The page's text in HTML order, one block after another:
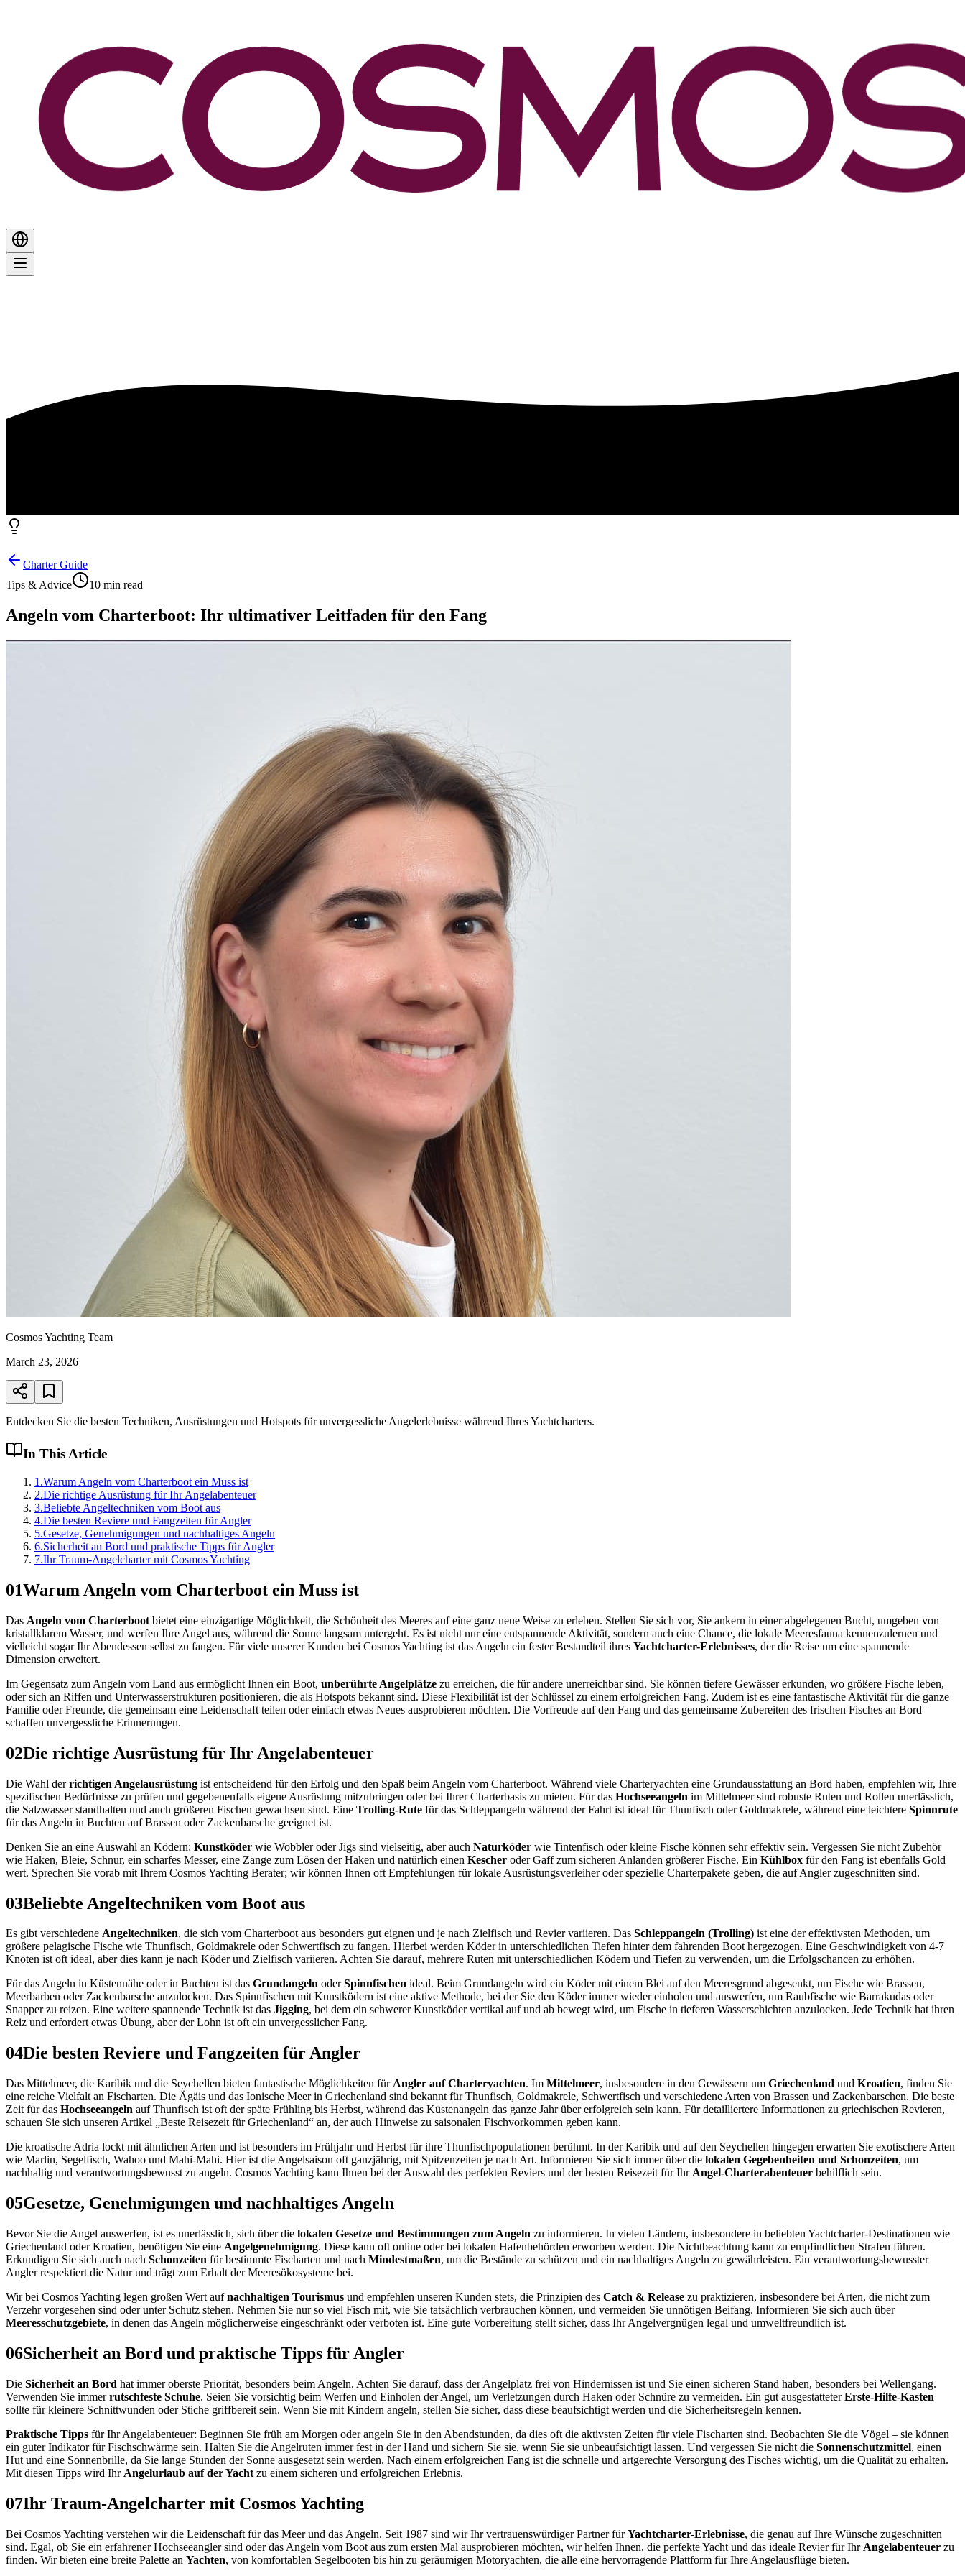
Charter Guide
Tips & Advice
10 min read
Angeln vom Charterboot: Ihr ultimativer Leitfaden für den Fang
Cosmos Yachting Team
March 23, 2026
Entdecken Sie die besten Techniken, Ausrüstungen und Hotspots für unvergessliche Angelerlebnisse während Ihres Yachtcharters.
In This Article
1 .Warum Angeln vom Charterboot ein Muss ist
2.Die richtige Ausrüstung für Ihr Angelabenteuer
3.Beliebte Angeltechniken vom Boot aus
4.Die besten Reviere und Fangzeiten für Angler
5.Gesetze, Genehmigungen und nachhaltiges Angeln
6.Sicherheit an Bord und praktische Tipps für Angler
7.Ihr Traum-Angelcharter mit Cosmos Yachting
01Warum Angeln vom Charterboot ein Muss ist
Das Angeln vom Charterboot bietet eine einzigartige Möglichkeit, die Schönheit des Meeres auf eine ganz neue Weise zu erleben. Stellen Sie sich vor, Sie ankern in einer abgelegenen Bucht, umgeben von
kristallklarem Wasser, und werfen Ihre Angel aus, während die Sonne langsam untergeht. Es ist nicht nur eine entspannende Aktivität, sondern auch eine Chance, die lokale Meeresfauna kennenzulernen und
vielleicht sogar Ihr Abendessen selbst zu fangen. Für viele unserer Kunden bei Cosmos Yachting ist das Angeln ein fester Bestandteil ihres Yachtcharter-Erlebnisses, der die Reise um eine spannende
Dimension erweitert.
Im Gegensatz zum Angeln vom Land aus ermöglicht Ihnen ein Boot, unberührte Angelplätze zu erreichen, die für andere unerreichbar sind. Sie können tiefere Gewässer erkunden, wo größere Fische leben,
oder sich an Riffen und Unterwasserstrukturen positionieren, die als Hotspots bekannt sind. Diese Flexibilität ist der Schlüssel zu einem erfolgreichen Fang. Zudem ist es eine fantastische Aktivität für die ganze
Familie oder Freunde, die gemeinsam eine Leidenschaft teilen oder einfach etwas Neues ausprobieren möchten. Die Vorfreude auf den Fang und das gemeinsame Zubereiten des frischen Fisches an Bord
schaffen unvergessliche Erinnerungen.
02Die richtige Ausrüstung für Ihr Angelabenteuer
Die Wahl derrichtigen Angelausrüstung ist entscheidend für den Erfolg und den Spaß beim Angeln vom Charterboot. Während viele Charteryachten eine Grundausstattung an Bord haben, empfehlen wir, Ihre
spezifischen Bedürfnisse zu prüfen und gegebenenfalls eigene Ausrüstung mitzubringen oder bei Ihrer Charterbasis zu mieten. Für das Hochseeangeln im Mittelmeer sind robuste Ruten und Rollen unerlässlich,
die Salzwasser standhalten und auch größeren Fischen gewachsen sind. Eine Trolling-Rute für das Schleppangeln während der Fahrt ist ideal für Thunfisch oder Goldmakrele, während eine leichtere Spinnrute
für das Angeln in Buchten auf Brassen oder Zackenbarsche geeignet ist.
Denken Sie an eine Auswahl an Ködern: Kunstköder wie Wobbler oder Jigs sind vielseitig, aber auch Naturköder wie Tintenfisch oder kleine Fische können sehr effektiv sein. Vergessen Sie nicht Zubehör
wie Haken, Bleie, Schnur, ein scharfes Messer, eine Zange zum Lösen der Haken und natürlich einen Kescher oder Gaff zum sicheren Anlanden größerer Fische. Ein Kühlbox für den Fang ist ebenfalls Gold
wert. Sprechen Sie vorab mit Ihrem Cosmos Yachting Berater; wir können Ihnen oft Empfehlungen für lokale Ausrüstungsverleiher oder spezielle Charterpakete geben, die auf Angler zugeschnitten sind.
03Beliebte Angeltechniken vom Boot aus
Es gibt verschiedene Angeltechniken, die sich vom Charterboot aus besonders gut eignen und je nach Zielfisch und Revier variieren. Das Schleppangeln (Trolling) ist eine der effektivsten Methoden, um
größere pelagische Fische wie Thunfisch, Goldmakrele oder Schwertfisch zu fangen. Hierbei werden Köder in unterschiedlichen Tiefen hinter dem fahrenden Boot hergezogen. Eine Geschwindigkeit von 4-7
Knoten ist oft ideal, aber dies kann je nach Köder und Zielfisch variieren. Achten Sie darauf, mehrere Ruten mit unterschiedlichen Ködern und Tiefen zu verwenden, um die Erfolgschancen zu erhöhen.
Für das Angeln in Küstennähe oder in Buchten ist das Grundangeln oderSpinnfischen ideal. Beim Grundangeln wird ein Köder mit einem Blei auf den Meeresgrund abgesenkt, um Fische wie Brassen,
Meerbarben oder Zackenbarsche anzulocken. Das Spinnfischen mit Kunstködern ist eine aktive Methode, bei der Sie den Köder immer wieder einholen und auswerfen, um Raubfische wie Barrakudas oder
Snapper zu reizen. Eine weitere spannende Technik ist das Jigging, bei dem ein schwerer Kunstköder vertikal auf und ab bewegt wird, um Fische in tieferen Wasserschichten anzulocken. Jede Technik hat ihren
Reiz und erfordert etwas Übung, aber der Lohn ist oft ein unvergesslicher Fang.
04Die besten Reviere und Fangzeiten für Angler
Das Mittelmeer, die Karibik und die Seychellen bieten fantastische Möglichkeiten für Angler auf Charteryachten. Im Mittelmeer, insbesondere in den Gewässern um Griechenland und Kroatien, finden Sie
eine reiche Vielfalt an Fischarten. Die Ägäis und das Ionische Meer in Griechenland sind bekannt für Thunfisch, Goldmakrele, Schwertfisch und verschiedene Arten von Brassen und Zackenbarschen. Die beste
Zeit für das Hochseeangeln auf Thunfisch ist oft der späte Frühling bis Herbst, während das Küstenangeln das ganze Jahr über erfolgreich sein kann. Für detailliertere Informationen zu griechischen Revieren,
schauen Sie sich unseren Artikel „Beste Reisezeit für Griechenland“ an, der auch Hinweise zu saisonalen Fischvorkommen geben kann.
Die kroatische Adria lockt mit ähnlichen Arten und ist besonders im Frühjahr und Herbst für ihre Thunfischpopulationen berühmt. In der Karibik und auf den Seychellen hingegen erwarten Sie exotischere Arten
wie Marlin, Segelfisch, Wahoo und Mahi-Mahi. Hier ist die Angelsaison oft ganzjährig, mit Spitzenzeiten je nach Art. Informieren Sie sich immer über die lokalen Gegebenheiten und Schonzeiten, um
nachhaltig und verantwortungsbewusst zu angeln. Cosmos Yachting kann Ihnen bei der Auswahl des perfekten Reviers und der besten Reisezeit für Ihr Angel-Charterabenteuer behilflich sein.
05Gesetze, Genehmigungen und nachhaltiges Angeln
Bevor Sie die Angel auswerfen, ist es unerlässlich, sich über die lokalen Gesetze und Bestimmungen zum Angeln zu informieren. In vielen Ländern, insbesondere in beliebten Yachtcharter-Destinationen wie
Griechenland oder Kroatien, benötigen Sie eine Angelgenehmigung. Diese kann oft online oder bei lokalen Hafenbehörden erworben werden. Die Nichtbeachtung kann zu empfindlichen Strafen führen.
Erkundigen Sie sich auch nach Schonzeiten für bestimmte Fischarten und nach Mindestmaßen, um die Bestände zu schützen und ein nachhaltiges Angeln zu gewährleisten. Ein verantwortungsbewusster
Angler respektiert die Natur und trägt zum Erhalt der Meeresökosysteme bei.
Wir bei Cosmos Yachting legen großen Wert aufnachhaltigen Tourismus und empfehlen unseren Kunden stets, die Prinzipien des Catch & Release zu praktizieren, insbesondere bei Arten, die nicht zum
Verzehr vorgesehen sind oder unter Schutz stehen. Nehmen Sie nur so viel Fisch mit, wie Sie tatsächlich verbrauchen können, und vermeiden Sie unnötigen Beifang. Informieren Sie sich auch über
Meeresschutzgebiete, in denen das Angeln möglicherweise eingeschränkt oder verboten ist. Eine gute Vorbereitung stellt sicher, dass Ihr Angelvergnügen legal und umweltfreundlich ist.
06Sicherheit an Bord und praktische Tipps für Angler
Die Sicherheit an Bord hat immer oberste Priorität, besonders beim Angeln. Achten Sie darauf, dass der Angelplatz frei von Hindernissen ist und Sie einen sicheren Stand haben, besonders bei Wellengang.
Verwenden Sie immerrutschfeste Schuhe. Seien Sie vorsichtig beim Werfen und Einholen der Angel, um Verletzungen durch Haken oder Schnüre zu vermeiden. Ein gut ausgestatteterErste-Hilfe-Kasten
sollte für kleinere Schnittwunden oder Stiche griffbereit sein. Wenn Sie mit Kindern angeln, stellen Sie sicher, dass diese beaufsichtigt werden und die Sicherheitsregeln kennen.
Praktische Tipps für Ihr Angelabenteuer: Beginnen Sie früh am Morgen oder angeln Sie in den Abendstunden, da dies oft die aktivsten Zeiten für viele Fischarten sind. Beobachten Sie die Vögel – sie können
ein guter Indikator für Fischschwärme sein. Halten Sie die Angelruten immer fest in der Hand und sichern Sie sie, wenn Sie sie unbeaufsichtigt lassen. Und vergessen Sie nicht die Sonnenschutzmittel, einen
Hut und eine Sonnenbrille, da Sie lange Stunden der Sonne ausgesetzt sein werden. Nach einem erfolgreichen Fang ist die schnelle und artgerechte Versorgung des Fisches wichtig, um die Qualität zu erhalten.
Mit diesen Tipps wird Ihr Angelurlaub auf der Yacht zu einem sicheren und erfolgreichen Erlebnis.
07Ihr Traum-Angelcharter mit Cosmos Yachting
Bei Cosmos Yachting verstehen wir die Leidenschaft für das Meer und das Angeln. Seit 1987 sind wir Ihr vertrauenswürdiger Partner fürYachtcharter-Erlebnisse, die genau auf Ihre Wünsche zugeschnitten
sind. Egal, ob Sie ein erfahrener Hochseeangler sind oder das Angeln vom Boot aus zum ersten Mal ausprobieren möchten, wir helfen Ihnen, die perfekte Yacht und das ideale Revier für Ihr Angelabenteuer zu
finden. Wir bieten eine breite Palette an Yachten, von komfortablen Segelbooten bis hin zu geräumigen Motoryachten, die alle eine hervorragende Plattform für Ihre Angelausflüge bieten.